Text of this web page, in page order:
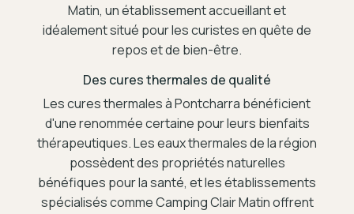
Matin, un établissement accueillant et
idéalement situé pour les curistes en quête de
repos et de bien-être.
Des cures thermales de qualité
Les cures thermales à Pontcharra bénéficient
d'une renommée certaine pour leurs bienfaits
thérapeutiques. Les eaux thermales de la région
possèdent des propriétés naturelles
bénéfiques pour la santé, et les établissements
spécialisés comme Camping Clair Matin offrent